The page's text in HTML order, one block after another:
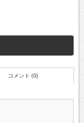
コメント (0)